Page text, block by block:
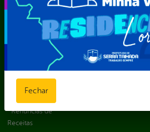
LGPD e Governo
Licitações e
Planejamento e
Receitas
Renúncias de
Receitas
Fechar